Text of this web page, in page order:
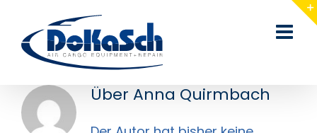
Inhalt
springen
Über Anna Quirmbach